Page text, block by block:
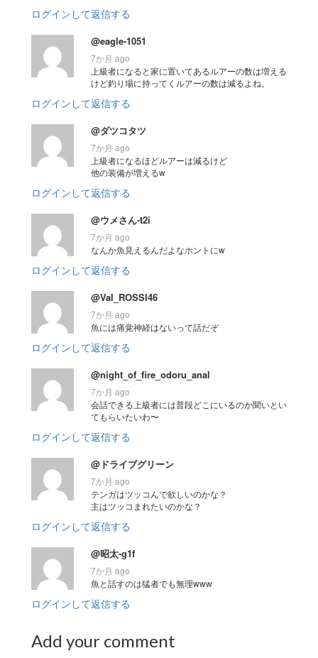
ログインして返信する
@eagle-1051
7か月 ago
上級者になると家に置いてあるルアーの数は増える
けど釣り場に持ってくルアーの数は減るよね。
ログインして返信する
@ダツコタツ
7か月 ago
上級者になるほどルアーは減るけど
他の装備が増えるw
ログインして返信する
@ウメさん-t2i
7か月 ago
なんか魚見えるんだよなホントにw
ログインして返信する
@Val_ROSSI46
7か月 ago
魚には痛覚神経はないって話だぞ
ログインして返信する
@night_of_fire_odoru_anal
7か月 ago
会話できる上級者には普段どこにいるのか聞いとい
てもらいたいわ〜
ログインして返信する
@ドライブグリーン
7か月 ago
テンガはツッコんで欲しいのかな？
主はツッコまれたいのかな？
ログインして返信する
@昭太-g1f
7か月 ago
魚と話すのは猛者でも無理www
ログインして返信する
Add your comment